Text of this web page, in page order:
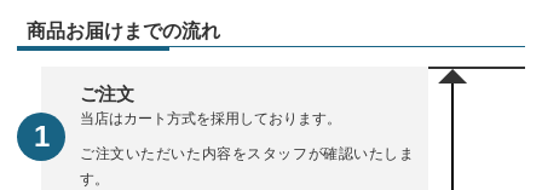
商品お届けまでの流れ
ご注文
当店はカート方式を採用しております。
ご注文いただいた内容をスタッフが確認いたしま
す。